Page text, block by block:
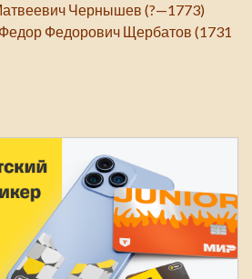
Чернышев (?—1773)
Федорович Щербатов (1731